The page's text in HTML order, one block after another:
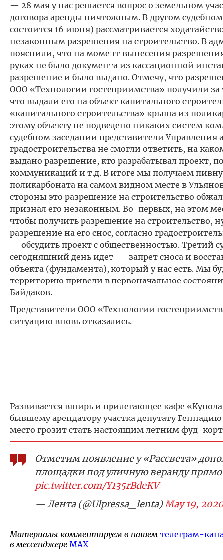
— 28 мая у нас решается вопрос о земельном
договора аренды ничтожным. В другом судебном
состоится 16 июня) рассматривается
незаконным разрешения на строительство. В
пояснили, что на момент вынесения
руках не было документа из кассационной
разрешение и было выдано. Отмечу, что
ООО «Технологии гостеприимства» получили за
что выдали его на объект капитального
«капитального строительства» крыша из
этому объекту не подведено никаких систем
судебном заседании представители Управления
градостроительства не смогли ответить, на
выдано разрешение, кто разрабатывал проект,
коммуникаций и т.д. В итоге мы получаем
поликарбоната на самом видном месте в
стороны это разрешение на строительство
признал его незаконным. Во-первых, на этом
чтобы получить разрешение на строительство,
разрешение на его снос, согласно
— обсудить проект с общественностью. Третий
сегодняшний день идет — запрет сноса и
объекта (фундамента), который у нас есть. Мы
территорию привели в первоначальное
Байдаков.
Представители ООО «Технологии
ситуацию вновь отказались.
Развивается вширь и прилегающее кафе
бывшему арендатору участка депутату
место грозит стать настоящим летним фуд-
Отметим появление у «Рассвета»
площадки под уличную веранду прямо
pic.twitter.com/Y135rBdeKV
— Лента (@Ulpressa_lenta)May 19, 2020
Материалы комментируем в нашем телеграм-
в мессенджере MAX